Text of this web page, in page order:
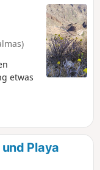
etwas
Playa